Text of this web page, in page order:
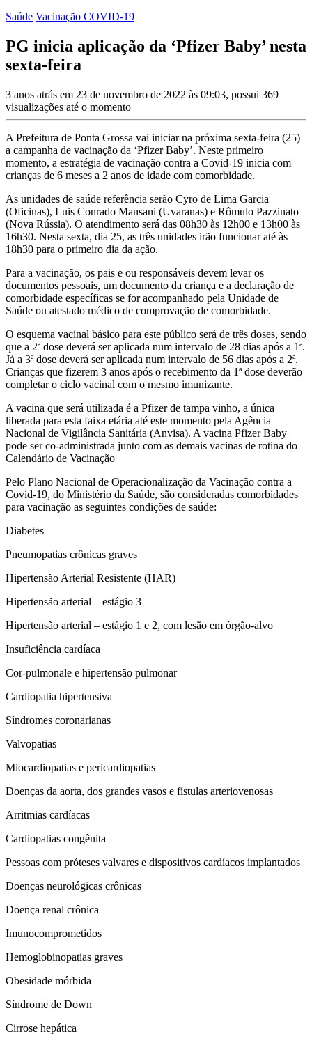
Saúde Vacinação COVID-19
PG inicia aplicação da ‘Pfizer Baby’ nesta
sexta-feira
3 anos atrás em 23 de novembro de 2022 às 09:03, possui 369
visualizações até o momento
A Prefeitura de Ponta Grossa vai iniciar na próxima sexta-feira (25)
a campanha de vacinação da ‘Pfizer Baby’. Neste primeiro
momento, a estratégia de vacinação contra a Covid-19 inicia com
crianças de 6 meses a 2 anos de idade com comorbidade.
As unidades de saúde referência serão Cyro de Lima Garcia
(Oficinas), Luis Conrado Mansani (Uvaranas) e Rômulo Pazzinato
(Nova Rússia). O atendimento será das 08h30 às 12h00 e 13h00 às
16h30. Nesta sexta, dia 25, as três unidades irão funcionar até às
18h30 para o primeiro dia da ação.
Para a vacinação, os pais e ou responsáveis devem levar os
documentos pessoais, um documento da criança e a declaração de
comorbidade específicas se for acompanhado pela Unidade de
Saúde ou atestado médico de comprovação de comorbidade.
O esquema vacinal básico para este público será de três doses, sendo
que a 2ª dose deverá ser aplicada num intervalo de 28 dias após a 1ª.
Já a 3ª dose deverá ser aplicada num intervalo de 56 dias após a 2ª.
Crianças que fizerem 3 anos após o recebimento da 1ª dose deverão
completar o ciclo vacinal com o mesmo imunizante.
A vacina que será utilizada é a Pfizer de tampa vinho, a única
liberada para esta faixa etária até este momento pela Agência
Nacional de Vigilância Sanitária (Anvisa). A vacina Pfizer Baby
pode ser co-administrada junto com as demais vacinas de rotina do
Calendário de Vacinação
Pelo Plano Nacional de Operacionalização da Vacinação contra a
Covid-19, do Ministério da Saúde, são consideradas comorbidades
para vacinação as seguintes condições de saúde:
Diabetes
Pneumopatias crônicas graves
Hipertensão Arterial Resistente (HAR)
Hipertensão arterial – estágio 3
Hipertensão arterial – estágio 1 e 2, com lesão em órgão-alvo
Insuficiência cardíaca
Cor-pulmonale e hipertensão pulmonar
Cardiopatia hipertensiva
Síndromes coronarianas
Valvopatias
Miocardiopatias e pericardiopatias
Doenças da aorta, dos grandes vasos e fístulas arteriovenosas
Arritmias cardíacas
Cardiopatias congênita
Pessoas com próteses valvares e dispositivos cardíacos implantados
Doenças neurológicas crônicas
Doença renal crônica
Imunocomprometidos
Hemoglobinopatias graves
Obesidade mórbida
Síndrome de Down
Cirrose hepática